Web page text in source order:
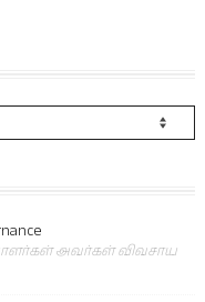
அவர்கள் விவசாய